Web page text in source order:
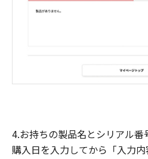
4.お持ちの製品名とシリアル番
購入日を入力してから「入力